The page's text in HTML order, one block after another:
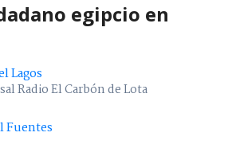
egipcio en
Lagos
Radio El Carbón de Lota
Fuentes